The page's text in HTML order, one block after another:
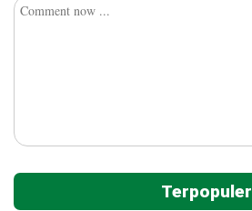
Terpopuler